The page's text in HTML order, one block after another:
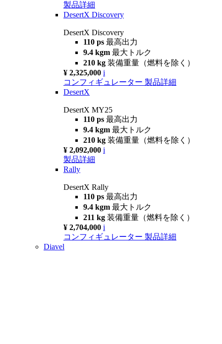
製品詳細
DesertX Discovery
DesertX Discovery
110 ps 最高出力
9.4 kgm 最大トルク
210 kg 装備重量（燃料を除く）
¥ 2,325,000 i
コンフィギュレーター 製品詳細
DesertX
DesertX MY25
110 ps 最高出力
9.4 kgm 最大トルク
210 kg 装備重量（燃料を除く）
¥ 2,092,000 i
製品詳細
Rally
DesertX Rally
110 ps 最高出力
9.4 kgm 最大トルク
211 kg 装備重量（燃料を除く）
¥ 2,704,000 i
コンフィギュレーター 製品詳細
Diavel